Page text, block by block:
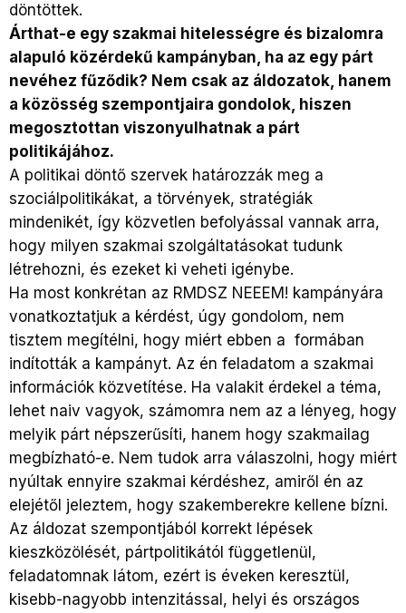
döntöttek.
Árthat-e egy szakmai hitelességre és bizalomra
alapuló közérdekű kampányban, ha az egy párt
nevéhez fűződik? Nem csak az áldozatok, hanem
a közösség szempontjaira gondolok, hiszen
megosztottan viszonyulhatnak a párt
politikájához.
A politikai döntő szervek határozzák meg a
szociálpolitikákat, a törvények, stratégiák
mindenikét, így közvetlen befolyással vannak arra,
hogy milyen szakmai szolgáltatásokat tudunk
létrehozni, és ezeket ki veheti igénybe.
Ha most konkrétan az RMDSZ NEEEM! kampányára
vonatkoztatjuk a kérdést, úgy gondolom, nem
tisztem megítélni, hogy miért ebben a formában
indították a kampányt. Az én feladatom a szakmai
információk közvetítése. Ha valakit érdekel a téma,
lehet naiv vagyok, számomra nem az a lényeg, hogy
melyik párt népszerűsíti, hanem hogy szakmailag
megbízható-e. Nem tudok arra válaszolni, hogy miért
nyúltak ennyire szakmai kérdéshez, amiről én az
elejétől jeleztem, hogy szakemberekre kellene bízni.
Az áldozat szempontjából korrekt lépések
kieszközölését, pártpolitikától függetlenül,
feladatomnak látom, ezért is éveken keresztül,
kisebb-nagyobb intenzitással, helyi és országos